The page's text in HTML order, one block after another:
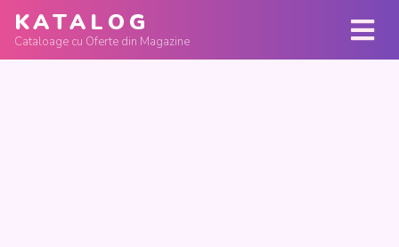
KATALOG
Cataloage cu Oferte din Magazine